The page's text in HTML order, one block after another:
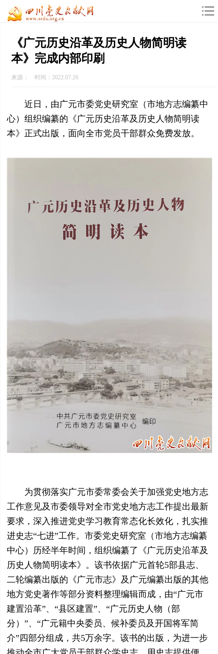
《广元历史沿革及历史人物简明读
本》完成内部印刷
来源： 时间：2022.07.26
近日，由广元市委党史研究室（市地方志编纂中
心）组织编纂的《广元历史沿革及历史人物简明读
本》正式出版，面向全市党员干部群众免费发放。
为贯彻落实广元市委常委会关于加强党史地方志
工作意见及市委领导对全市党史地方志工作提出最新
要求，深入推进党史学习教育常态化长效化，扎实推
进史志“七进”工作。市委党史研究室（市地方志编纂
中心）历经半年时间，组织编纂了《广元历史沿革及
历史人物简明读本》。该书依据广元首轮5部县志、
二轮编纂出版的《广元市志》及广元编纂出版的其他
地方党史著作等部分资料整理编辑而成，由“广元市
建置沿革”、“县区建置”、“广元历史人物（部
分）”、“广元籍中央委员、候补委员及开国将军简
介”四部分组成，共5万余字。该书的出版，为进一步